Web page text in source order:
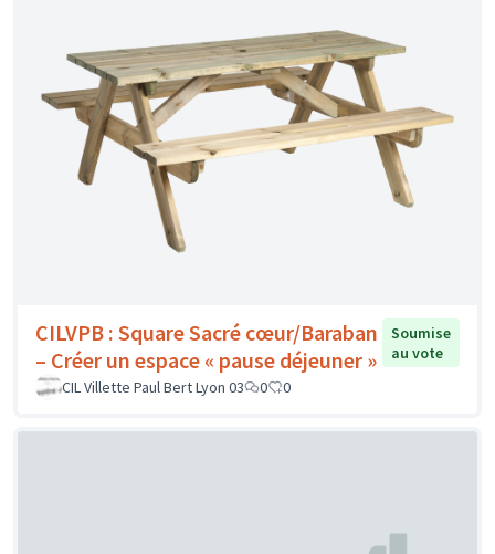
CILVPB : Square Sacré cœur/Baraban
– Créer un espace « pause déjeuner »
Soumise
au vote
CIL Villette Paul Bert Lyon 03
0 0